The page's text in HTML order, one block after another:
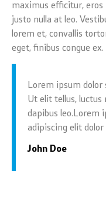
maximus efficitur,
justo nulla at leo.
lorem et, convallis
eget, finibus congue
Lorem ipsum dolor
Ut elit tellus,
dapibus leo.Lorem
adipiscing elit dolor
John Doe